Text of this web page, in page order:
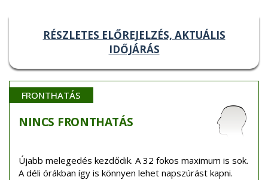
RÉSZLETES ELŐREJELZÉS, AKTUÁLIS
IDŐJÁRÁS
FRONTHATÁS
NINCS FRONTHATÁS
Újabb melegedés kezdődik. A 32 fokos maximum is sok.
A déli órákban így is könnyen lehet napszúrást kapni.